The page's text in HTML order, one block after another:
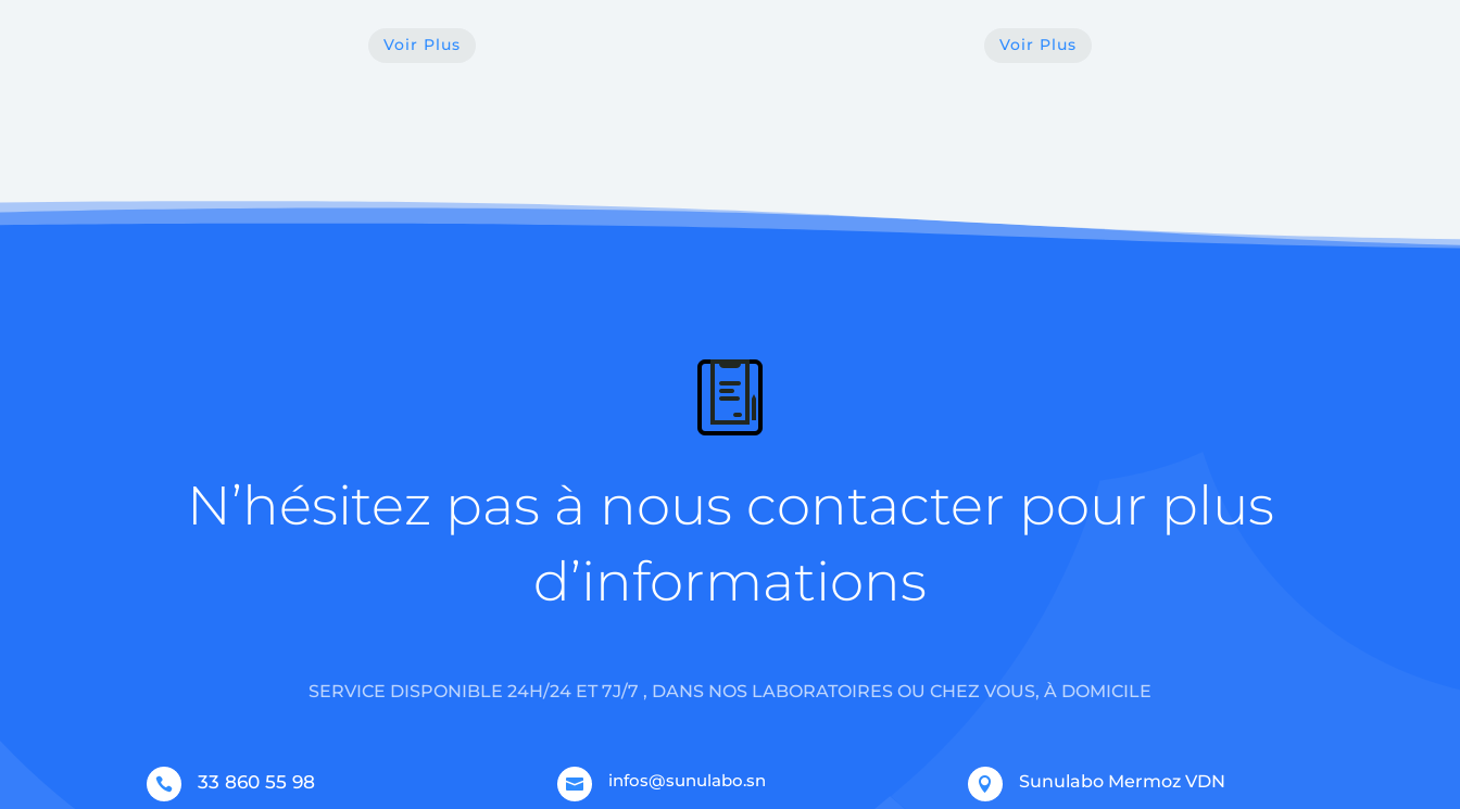
Voir Plus Voir Plus
N’hésitez pas à nous contacter pour plus
d’informations
SERVICE DISPONIBLE 24H/24 ET 7J/7 , DANS NOS LABORATOIRES OU CHEZ VOUS, À DOMICILE
 33 860 55 98  infos@sunulabo.sn  Sunulabo Mermoz VDN